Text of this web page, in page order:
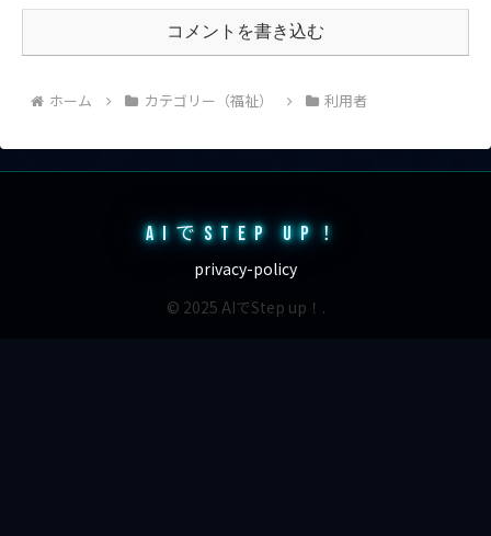
コメントを書き込む
ホーム カテゴリー（福祉） 利用者
AIでSTEP UP！
privacy-policy
© 2025 AIでStep up！.